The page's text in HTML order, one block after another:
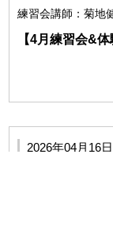
利用者は、本サー
練習会講師：菊地
【4月練習会&
2026年04月16